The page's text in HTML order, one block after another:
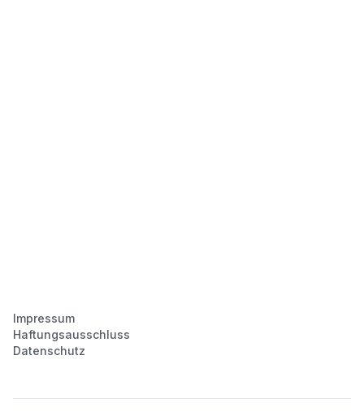
Impressum
Haftungsausschluss
Datenschutz